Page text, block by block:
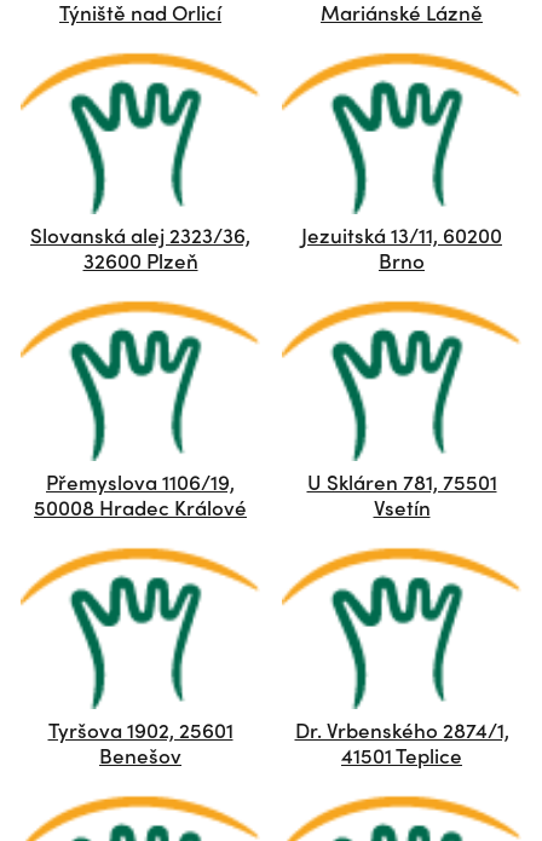
Týniště nad Orlicí
Mariánské Lázně
Slovanská alej 2323/36,
32600 Plzeň
Jezuitská 13/11, 60200
Brno
Přemyslova 1106/19,
50008 Hradec Králové
U Skláren 781, 75501
Vsetín
Tyršova 1902, 25601
Benešov
Dr. Vrbenského 2874/1,
41501 Teplice